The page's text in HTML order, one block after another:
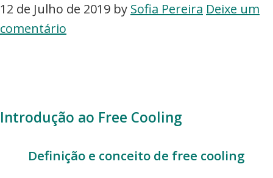
12 de Julho de 2019 by Sofia Pereira Deixe um
comentário
Introdução ao Free Cooling
Definição e conceito de free cooling